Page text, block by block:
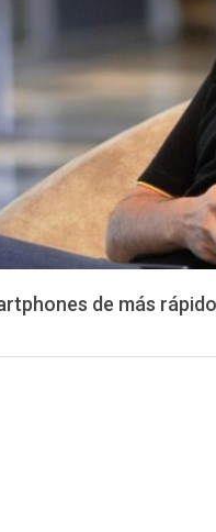
de más